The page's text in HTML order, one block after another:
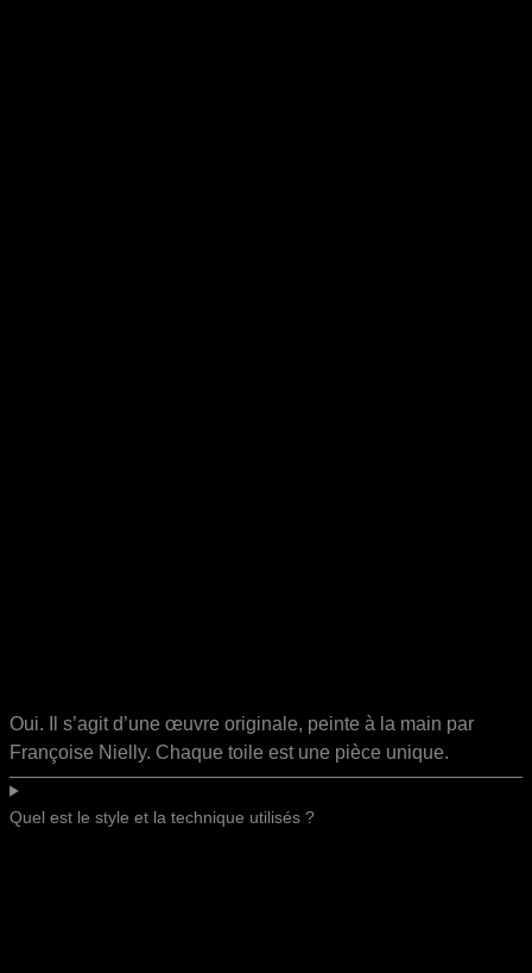
Oui. Il s’agit d’une œuvre originale, peinte à la main par
Françoise Nielly. Chaque toile est une pièce unique.
Quel est le style et la technique utilisés ?